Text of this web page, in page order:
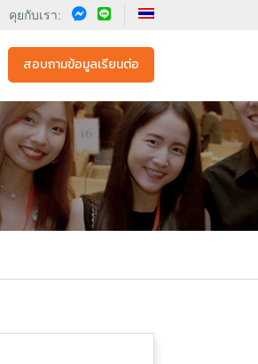
คุยกับเรา:
สอบถามข้อมูลเรียนต่อ